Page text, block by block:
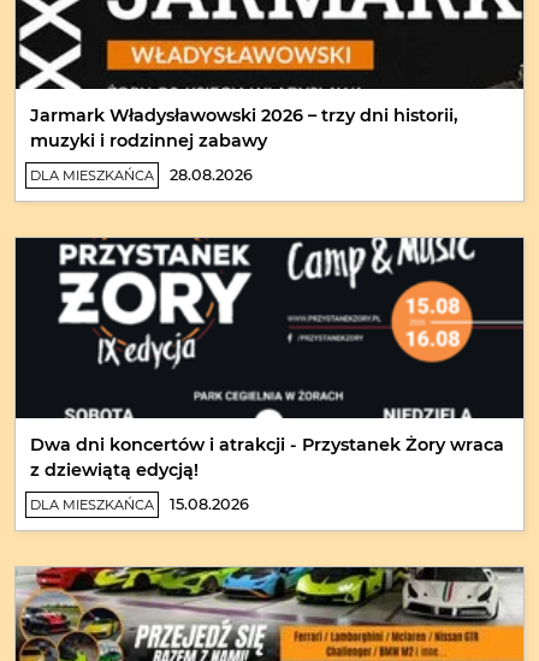
Jarmark Władysławowski 2026 – trzy dni historii,
muzyki i rodzinnej zabawy
DLA MIESZKAŃCA 28.08.2026
Dwa dni koncertów i atrakcji - Przystanek Żory wraca
z dziewiątą edycją!
DLA MIESZKAŃCA 15.08.2026